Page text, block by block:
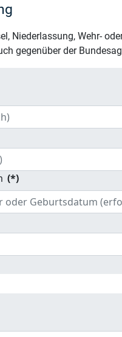
Niederlassung, Wehr-
gegenüber der
(*)